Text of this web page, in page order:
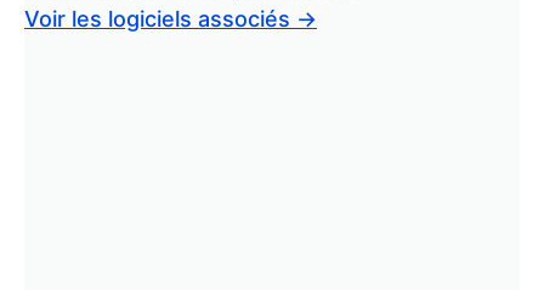
Voir les logiciels associés →